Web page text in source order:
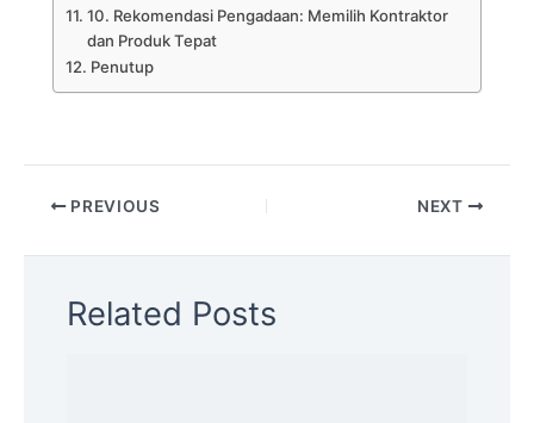
10. Rekomendasi Pengadaan: Memilih Kontraktor
dan Produk Tepat
Penutup
PREVIOUS NEXT
Related Posts